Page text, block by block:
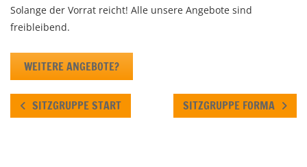
Solange der Vorrat reicht! Alle unsere Angebote sind
freibleibend.
WEITERE ANGEBOTE?
SITZGRUPPE START SITZGRUPPE FORMA